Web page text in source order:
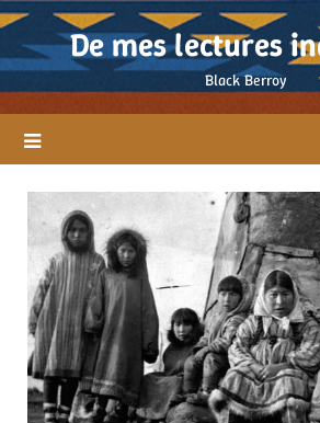
Skip
content
De mes lectures
Black Berroy